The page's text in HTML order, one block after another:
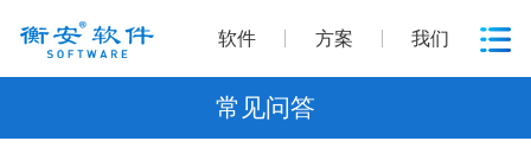
软件 方案 我们
常见问答